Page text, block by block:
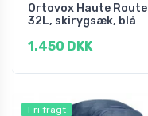
Ortovox Haute Route
32L, skirygsæk, blå
1.450 DKK
Fri fragt